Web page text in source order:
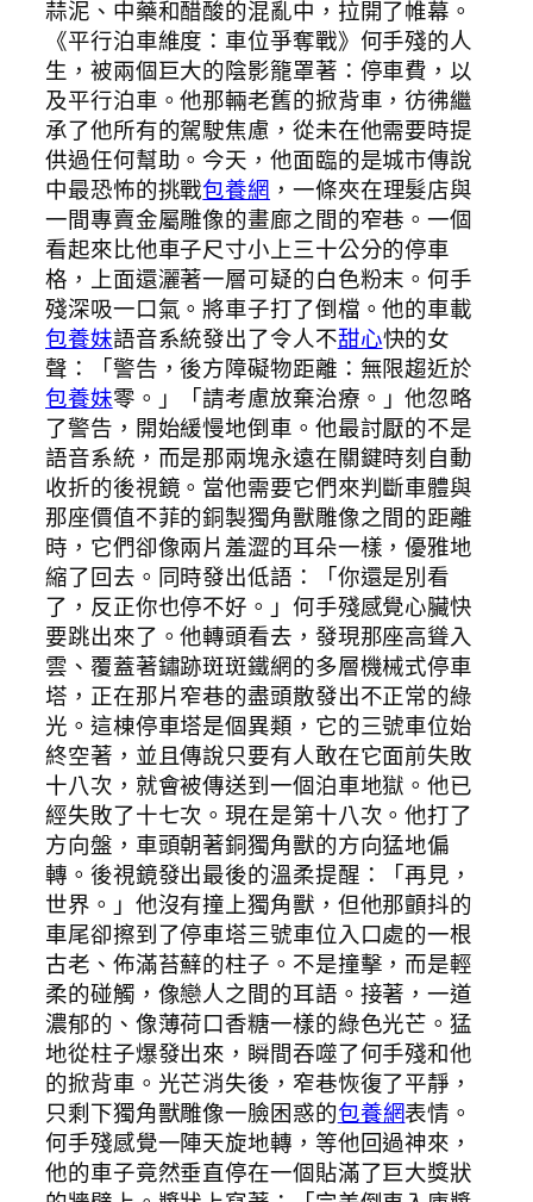
蒜泥、中藥和醋酸的混亂中，拉開了帷幕。
《平行泊車維度：車位爭奪戰》何手殘的人
生，被兩個巨大的陰影籠罩著：停車費，以
及平行泊車。他那輛老舊的掀背車，彷彿繼
承了他所有的駕駛焦慮，從未在他需要時提
供過任何幫助。今天，他面臨的是城市傳說
中最恐怖的挑戰包養網 ，一條夾在理髮店與
一間專賣金屬雕像的畫廊之間的窄巷。一個
看起來比他車子尺寸小上三十公分的停車
格，上面還灑著一層可疑的白色粉末。何手
殘深吸一口氣。將車子打了倒檔。他的車載
包養妹語音系統發出了令人不甜心快的女
聲：「警告，後方障礙物距離：無限趨近於
包養妹零。」「請考慮放棄治療。」他忽略
了警告，開始緩慢地倒車。他最討厭的不是
語音系統，而是那兩塊永遠在關鍵時刻自動
收折的後視鏡。當他需要它們來判斷車體與
那座價值不菲的銅製獨角獸雕像之間的距離
時，它們卻像兩片羞澀的耳朵一樣，優雅地
縮了回去。同時發出低語：「你還是別看
了，反正你也停不好。」何手殘感覺心臟快
要跳出來了。他轉頭看去，發現那座高聳入
雲、覆蓋著鏽跡斑斑鐵網的多層機械式停車
塔，正在那片窄巷的盡頭散發出不正常的綠
光。這棟停車塔是個異類，它的三號車位始
終空著，並且傳說只要有人敢在它面前失敗
十八次，就會被傳送到一個泊車地獄。他已
經失敗了十七次。現在是第十八次。他打了
方向盤，車頭朝著銅獨角獸的方向猛地偏
轉。後視鏡發出最後的溫柔提醒：「再見，
世界。」他沒有撞上獨角獸，但他那顫抖的
車尾卻擦到了停車塔三號車位入口處的一根
古老、佈滿苔蘚的柱子。不是撞擊，而是輕
柔的碰觸，像戀人之間的耳語。接著，一道
濃郁的、像薄荷口香糖一樣的綠色光芒。猛
地從柱子爆發出來，瞬間吞噬了何手殘和他
的掀背車。光芒消失後，窄巷恢復了平靜，
只剩下獨角獸雕像一臉困惑的包養網表情。
何手殘感覺一陣天旋地轉，等他回過神來，
他的車子竟然垂直停在一個貼滿了巨大獎狀